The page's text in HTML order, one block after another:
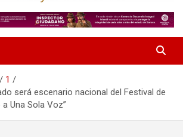
Hoy
1
será escenario nacional del Festival de
Una Sola Voz”